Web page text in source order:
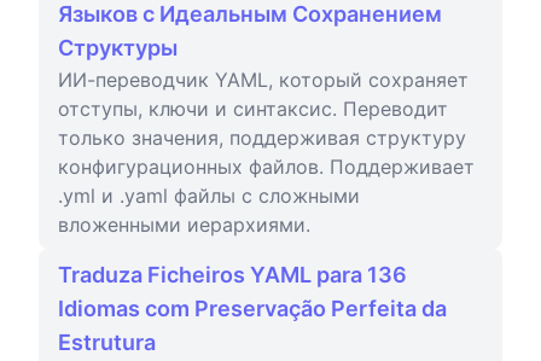
Языков с Идеальным Сохранением
Структуры
ИИ-переводчик YAML, который сохраняет
отступы, ключи и синтаксис. Переводит
только значения, поддерживая структуру
конфигурационных файлов. Поддерживает
.yml и .yaml файлы с сложными
вложенными иерархиями.
Traduza Ficheiros YAML para 136
Idiomas com Preservação Perfeita da
Estrutura